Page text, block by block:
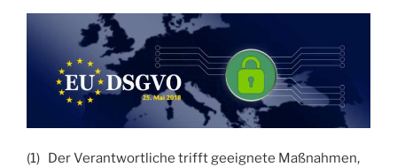
(1) Der Verantwortliche trifft geeignete Maßnahmen,